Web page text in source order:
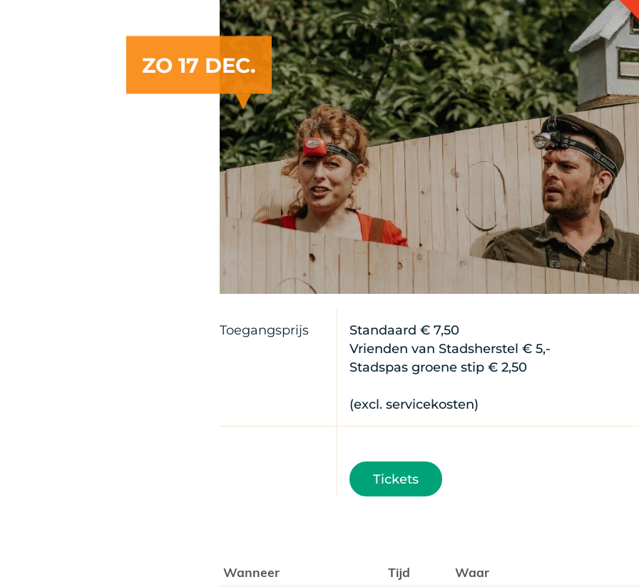
ZO 17 DEC.
Toegangsprijs
Standaard € 7,50
Vrienden van Stadsherstel € 5,-
Stadspas groene stip € 2,50
(excl. servicekosten)
Tickets
Wanneer Tijd
Waar